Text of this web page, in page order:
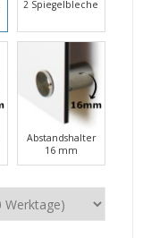
2 Spiegelbleche
Abstandshalter
16 mm